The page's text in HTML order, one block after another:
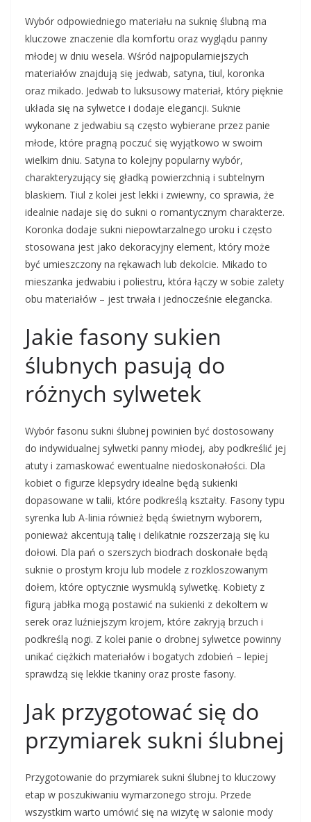
Wybór odpowiedniego materiału na suknię ślubną ma
kluczowe znaczenie dla komfortu oraz wyglądu panny
młodej w dniu wesela. Wśród najpopularniejszych
materiałów znajdują się jedwab, satyna, tiul, koronka
oraz mikado. Jedwab to luksusowy materiał, który pięknie
układa się na sylwetce i dodaje elegancji. Suknie
wykonane z jedwabiu są często wybierane przez panie
młode, które pragną poczuć się wyjątkowo w swoim
wielkim dniu. Satyna to kolejny popularny wybór,
charakteryzujący się gładką powierzchnią i subtelnym
blaskiem. Tiul z kolei jest lekki i zwiewny, co sprawia, że
idealnie nadaje się do sukni o romantycznym charakterze.
Koronka dodaje sukni niepowtarzalnego uroku i często
stosowana jest jako dekoracyjny element, który może
być umieszczony na rękawach lub dekolcie. Mikado to
mieszanka jedwabiu i poliestru, która łączy w sobie zalety
obu materiałów – jest trwała i jednocześnie elegancka.
Jakie fasony sukien
ślubnych pasują do
różnych sylwetek
Wybór fasonu sukni ślubnej powinien być dostosowany
do indywidualnej sylwetki panny młodej, aby podkreślić jej
atuty i zamaskować ewentualne niedoskonałości. Dla
kobiet o figurze klepsydry idealne będą sukienki
dopasowane w talii, które podkreślą kształty. Fasony typu
syrenka lub A-linia również będą świetnym wyborem,
ponieważ akcentują talię i delikatnie rozszerzają się ku
dołowi. Dla pań o szerszych biodrach doskonałe będą
suknie o prostym kroju lub modele z rozkloszowanym
dołem, które optycznie wysmuklą sylwetkę. Kobiety z
figurą jabłka mogą postawić na sukienki z dekoltem w
serek oraz luźniejszym krojem, które zakryją brzuch i
podkreślą nogi. Z kolei panie o drobnej sylwetce powinny
unikać ciężkich materiałów i bogatych zdobień – lepiej
sprawdzą się lekkie tkaniny oraz proste fasony.
Jak przygotować się do
przymiarek sukni ślubnej
Przygotowanie do przymiarek sukni ślubnej to kluczowy
etap w poszukiwaniu wymarzonego stroju. Przede
wszystkim warto umówić się na wizytę w salonie mody